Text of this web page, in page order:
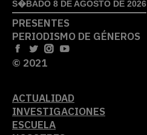
S�BADO 8 DE AGOSTO DE 2026
PRESENTES
PERIODISMO DE GÉNEROS
© 2021
ACTUALIDAD
INVESTIGACIONES
ESCUELA